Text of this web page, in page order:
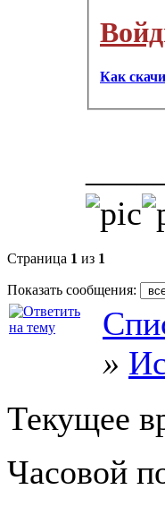
Как
Страница 1 из 1
Показать сообщения:
»
Текущее
Часовой